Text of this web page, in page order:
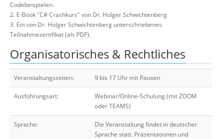
Codebeispielen.
2. E-Book "C# Crashkurs" von Dr. Holger Schwichtenberg
3. Ein von Dr. Holger Schwichtenberg unterschriebenes
Teilnahmezertifikat (als PDF).
Organisatorisches & Rechtliches
Veranstaltungszeiten: 9 bis 17 Uhr mit Pausen
Ausführungsart:
Webinar/Online-Schulung (mit ZOOM
oder TEAMS)
Sprache:
Die Veranstaltung findet in deutscher
Sprache statt. Präsentationen und